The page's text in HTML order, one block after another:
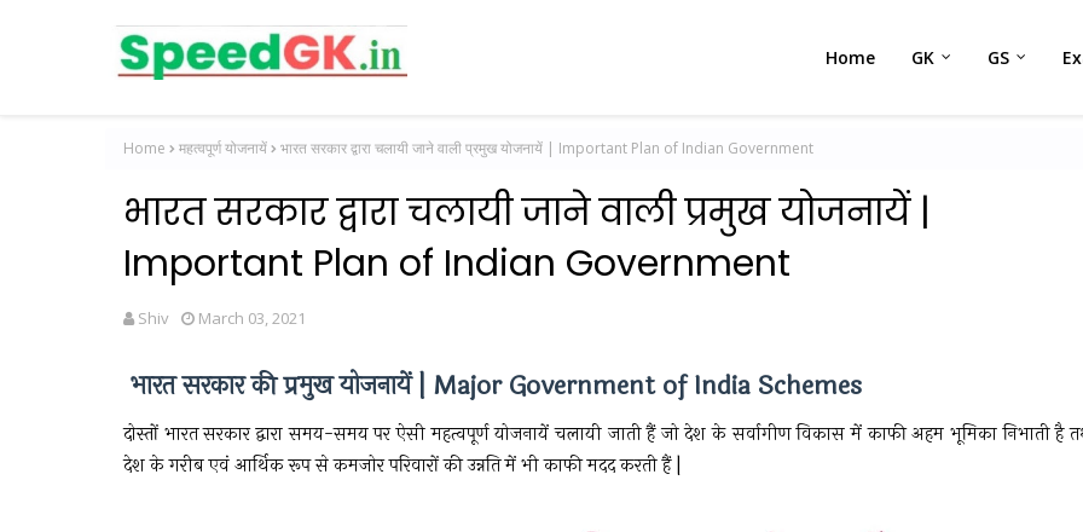
Home GK GS
Home महत्वपूर्ण योजनायें भारत सरकार द्वारा चलायी जाने वाली प्रमुख योजनायें | Important Plan of Indian Government
भारत सरकार द्वारा चलायी जाने वाली प्रमुख योजनायें |
Important Plan of Indian Government
Shiv March 03, 2021
भारत सरकार की प्रमुख योजनायें | Major Government of India Schemes
दोस्तों भारत सरकार द्वारा समय-समय पर ऐसी महत्वपूर्ण योजनायें चलायी जाती हैं जो देश के सर्वागीण विकास में काफी अहम भूमिका निभाती है
देश के गरीब एवं आर्थिक रूप से कमजोर परिवारों की उन्नति में भी काफी मदद करती हैं |